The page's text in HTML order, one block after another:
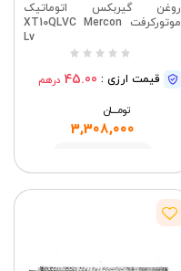
روغن گیربکس اتوماتیک
موتورکرفت XT10QLVC Mercon
Lv
قیمت ارزی : 45.00 درهم
تومــــــان
3,308,000